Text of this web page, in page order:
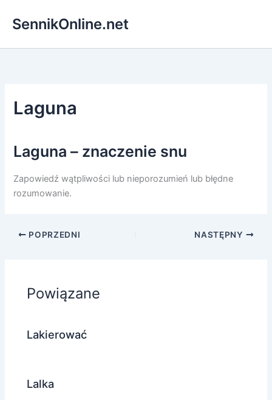
SennikOnline.net
Laguna
Laguna – znaczenie snu
Zapowiedź wątpliwości lub nieporozumień lub błędne
rozumowanie.
POPRZEDNI NASTĘPNY
Powiązane
Lakierować
Lalka